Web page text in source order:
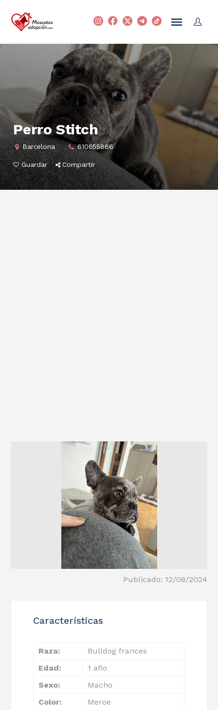
Perro Stitch
Barcelona 610655866
Guardar Compartir
Publicado: 12/08/2024
Características
Raza:
Bulldog frances
Edad:
1 año
Sexo:
Macho
Color:
Meroe